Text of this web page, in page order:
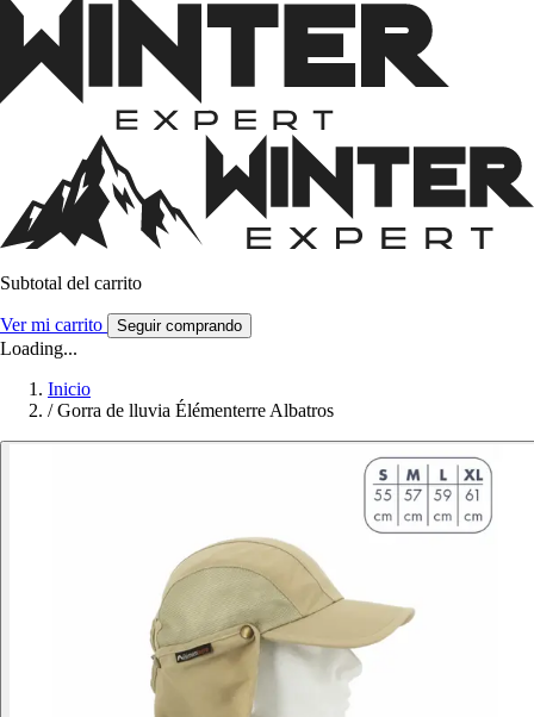
Subtotal del carrito
Ver mi carrito Seguir comprando
Loading...
Inicio
/ Gorra de lluvia Élémenterre Albatros